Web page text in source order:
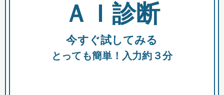
全国の検索結果を含めて表示
助成金 融資 出資
ＡＩ診断
今すぐ試してみる
とっても簡単！入力約３分